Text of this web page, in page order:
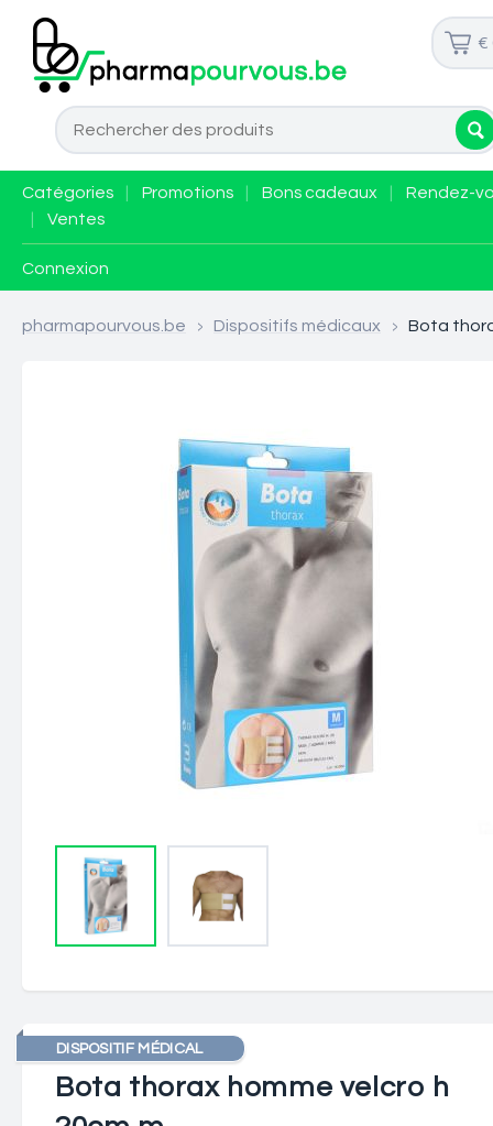
€
Catégories Promotions Bons cadeaux
Rendez-
Ventes
Connexion
pharmapourvous.be > Dispositifs médicaux > Bota
DISPOSITIF MÉDICAL
Bota thorax homme velcro h